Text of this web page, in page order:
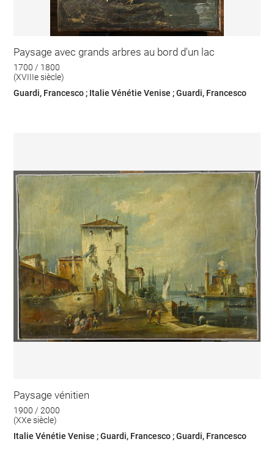
Paysage avec grands arbres au bord d'un lac
1700 / 1800
(XVIIIe siècle)
Guardi, Francesco ; Italie Vénétie Venise ; Guardi, Francesco
Paysage vénitien
1900 / 2000
(XXe siècle)
Italie Vénétie Venise ; Guardi, Francesco ; Guardi, Francesco